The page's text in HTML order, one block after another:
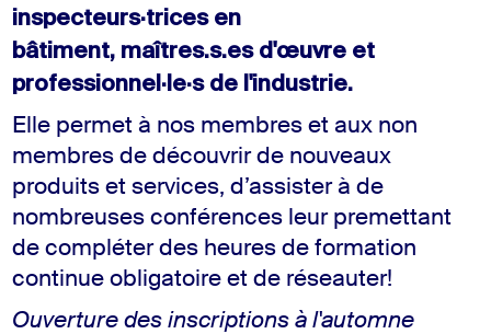
inspecteurs·trices en
bâtiment, maîtres.s.esd'œuvre et
professionnel·le·s de l'industrie.
Elle permet à nos membres et aux non
membres dedécouvrir de nouveaux
produits et services, d’assister à de
nombreuses conférences leur premettant
de compléter des heures de formation
continue obligatoire et de réseauter!
Ouverture des inscriptions à l'automne